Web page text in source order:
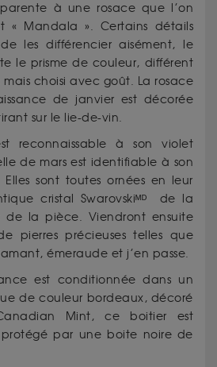
à une rosace que l’on
« Mandala ». Certains détails
les différencier aisément, le
le prisme de couleur, différent
choisi avec goût. La rosace
de janvier est décorée
sur le lie-de-vin.
reconnaissable à son violet
de mars est identifiable à son
sont toutes ornées en leur
cristal Swarovskiᴹᴰ de la
de la pièce. Viendront ensuite
pierres précieuses telles que
émeraude et j’en passe.
est conditionnée dans un
de couleur bordeaux, décoré
Mint, ce boitier est
protégé par une boite noire de